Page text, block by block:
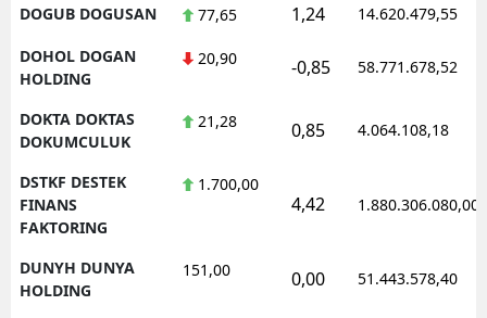
DOGUB DOGUSAN 77,65 1,24 14.620.479,55
DOHOL DOGAN
HOLDING
20,90 -0,85 58.771.678,52
DOKTA DOKTAS
DOKUMCULUK
21,28 0,85 4.064.108,18
DSTKF DESTEK
FINANS
FAKTORING
1.700,00
4,42 1.880.306.080,00
DUNYH DUNYA
HOLDING
151,00 0,00 51.443.578,40